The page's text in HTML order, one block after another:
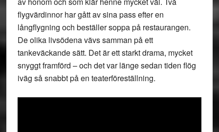
flygvärdinnor har gått av sina pass efter en
långflygning och beställer soppa på restaurangen.
De olika livsödena vävs samman på ett
tankeväckande sätt. Det är ett starkt drama, mycket
snyggt framförd – och det var länge sedan tiden flög
iväg så snabbt på en teaterföreställning.